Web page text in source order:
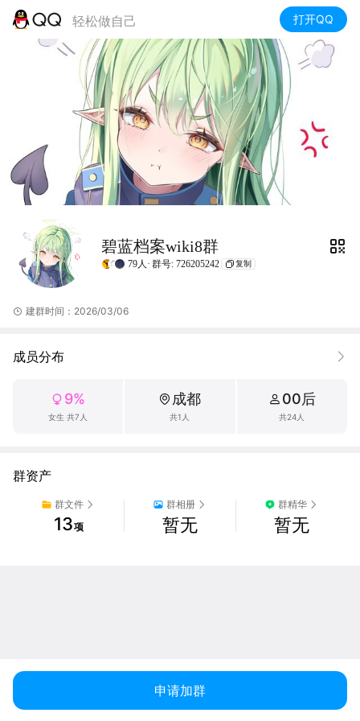
轻松做自己 打开QQ
碧蓝档案wiki8群
79人· 群号: 726205242 复制
建群时间：2026/03/06
成员分布
9%
女生 共7人
成都
共1人
00后
共24人
群资产
群文件
13项
群相册
暂无
群精华
暂无
申请加群